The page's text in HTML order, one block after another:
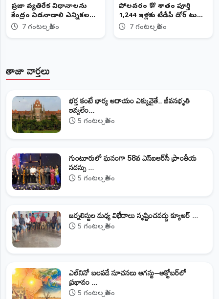
ప్రజా వ్యతిరేక విధానాలను
కేంద్రం విడనాడాలి ఎన్నికల
హామీలను అమలు చేయాలని
7 గంటల క్రితం
పోలవరంలో 💯 శాతం పూర్తి
1,244 ఇళ్లకు టీడీపీ డోర్‌ టు
డోర్‌ మరిడి వెంకటేశ్వర రావు7 గంటల క్రితం
తాజా వార్తలు
భర్త కంటే భార్య ఆదాయం ఎక్కువైతే.. జీవనభృతి
ఇవ్వలేం...
5 గంటల క్రితం
గుంటూరులో ఘనంగా 58వ ఎస్‌ఐఆర్‌సీ ప్రాంతీయ
సదస్సు ...
5 గంటల క్రితం
జర్నలిస్టుల మధ్య విభేదాలు సృష్టించవద్దు క్యూఆర్‌ ...
5 గంటల క్రితం
ఎల్‌నినో బలపడే సూచనలు ఆగస్టు–అక్టోబర్‌లో
ప్రభావం ...
5 గంటల క్రితం